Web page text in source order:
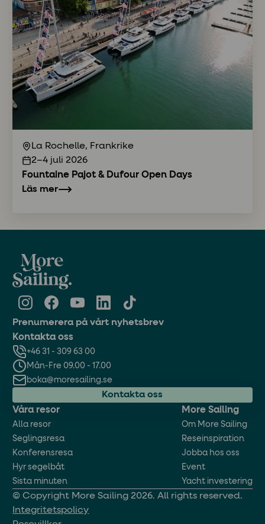
La Rochelle, Frankrike
2–4 juli 2026
Fountaine Pajot & Dufour Open Days
Läs mer
Prenumerera på vårt nyhetsbrev
Våra resor
Alla resor
Seglingsresa
Konferensresa
Hyr segelbåt
Sista minuten
More Sailing
Om More Sailing
Reseinspiration
Jobba hos oss
Event
Yacht investering
Kontakta oss
+46 31 - 309 63 00
Mån-Fre 09.00 - 17.00
boka@moresailing.se
Kontakta oss
© Copyright More Sailing 2026. All rights reserved.
Integritetspolicy